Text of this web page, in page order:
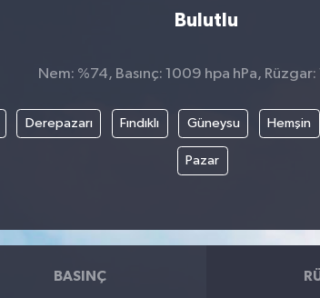
Bulutlu
Nem: %74, Basınç: 1009 hpa hPa, Rüzgar:
Derepazarı Fındıklı Güneysu Hemşin
Pazar
BASINÇ